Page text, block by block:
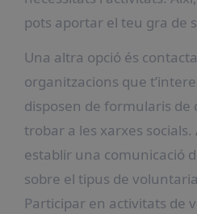
pots aportar el teu gra de
Una altra opció és
organitzacions que
disposen de formularis de
trobar a les xarxes
establir una comunicació
sobre el tipus de
Participar en activitats de